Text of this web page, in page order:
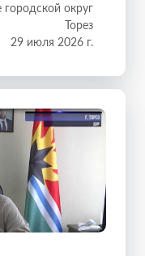
округ
Торез
29 июля 2026 г.